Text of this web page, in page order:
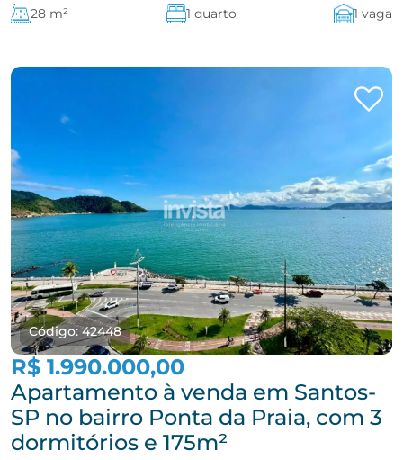
28 m² 1 quarto 1 vaga
Código: 42448
R$ 1.990.000,00
Apartamento à venda em Santos-
SP no bairro Ponta da Praia, com 3
dormitórios e 175m²